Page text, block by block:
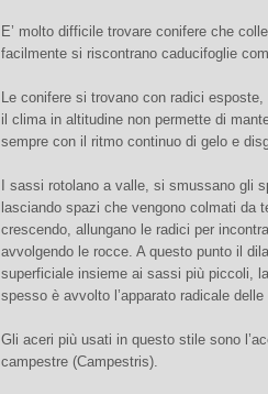
E’ molto difficile trovare conifere che
facilmente si riscontrano caducifoglie
Le conifere si trovano con radici
il clima in altitudine non permette di
sempre con il ritmo continuo di gelo e
I sassi rotolano a valle, si smussano gli
lasciando spazi che vengono colmati da
crescendo, allungano le radici per
avvolgendo le rocce. A questo punto il
superficiale insieme ai sassi più piccoli,
spesso è avvolto l’apparato radicale
Gli aceri più usati in questo stile sono
campestre (Campestris).